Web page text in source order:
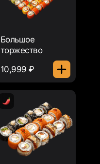
Большое
торжество
10,999 ₽